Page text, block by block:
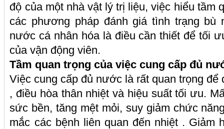
độ của một nhà vật lý trị liệu, việc hiểu tầm
các phương pháp đánh giá tình trạng
nước cá nhân hóa là điều cần thiết để tối
của vận động viên.
Tầm quan trọng của việc cung cấp đủ
Việc cung cấp đủ nước là rất quan trọng
, điều hòa thân nhiệt và hiệu suất tối ưu.
sức bền, tăng mệt mỏi, suy giảm chức
mắc các bệnh liên quan đến nhiệt . Giảm